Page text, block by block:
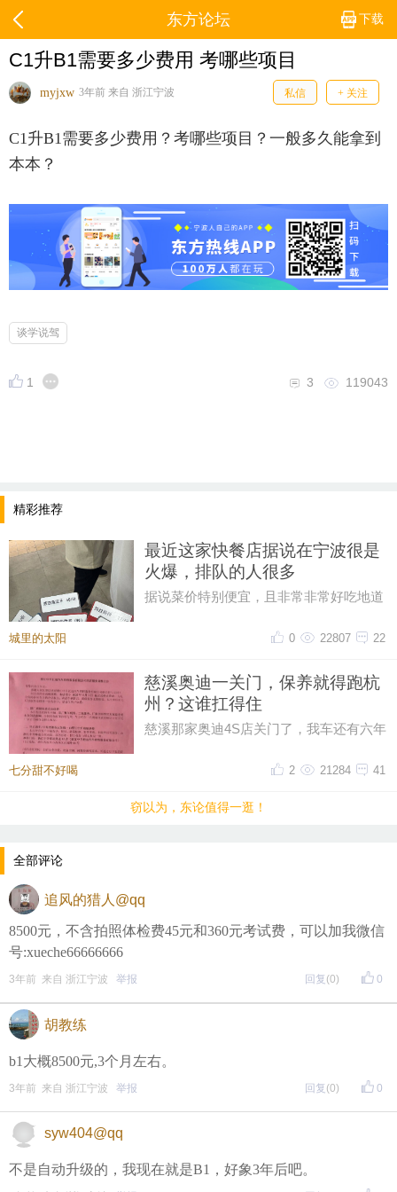
下载
东方论坛
C1升B1需要多少费用 考哪些项目
myjxw 3年前 来自 浙江宁波 私信 + 关注
C1升B1需要多少费用？考哪些项目？一般多久能拿到
本本？
谈学说驾
1 119043
3
精彩推荐
最近这家快餐店据说在宁波很是
火爆，排队的人很多
据说菜价特别便宜，且非常非常好吃地道
城里的太阳 22
22807
0
慈溪奥迪一关门，保养就得跑杭
州？这谁扛得住
慈溪那家奥迪4S店关门了，我车还有六年
说保养正常做，但得去杭州。我
七分甜不好喝 41
21284
2
窃以为，东论值得一逛！
全部评论
追风的猎人@qq
8500元，不含拍照体检费45元和360元考试费，可以加我微信
号:xueche66666666
0
3年前 来自 浙江宁波 举报 回复 (0)
胡教练
b1大概8500元,3个月左右。
0
3年前 来自 浙江宁波 举报 回复 (0)
syw404@qq
不是自动升级的，我现在就是B1，好象3年后吧。